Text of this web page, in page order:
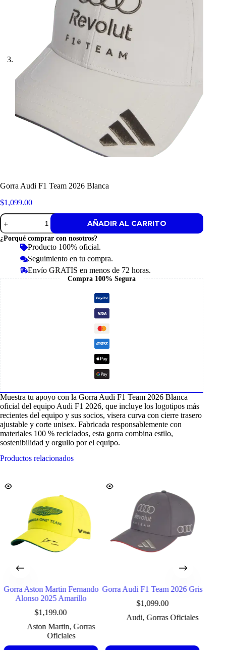
Gorra Audi F1 Team 2026 Blanca
$1,099.00
Gorra
Audi
F1
Team
Blanca
cantidad
AÑADIR AL CARRITO
¿Porqué comprar con nosotros?
Producto 100% oficial.
Seguimiento en tu compra.
Envío GRATIS en menos de 72 horas.
Compra 100% Segura
Muestra tu apoyo con la Gorra Audi F1 Team 2026 Blanca
oficial del equipo Audi F1 2026, que incluye los logotipos más
recientes del equipo y sus socios, visera curva con cierre trasero
ajustable y corte unisex. Fabricada responsablemente con
materiales 100 % reciclados, esta gorra combina estilo,
sostenibilidad y orgullo por el equipo.
Productos relacionados
Gorra Aston Martin Fernando
Alonso 2025 Amarillo
$1,199.00
Aston Martin,Gorras
Oficiales
Gorra Audi F1 Team 2026 Gris
$1,099.00
Audi,Gorras Oficiales